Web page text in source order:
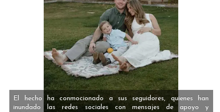
El hecho ha conmocionado a sus seguidores, quienes han
inundado las redes sociales con mensajes de apoyo y